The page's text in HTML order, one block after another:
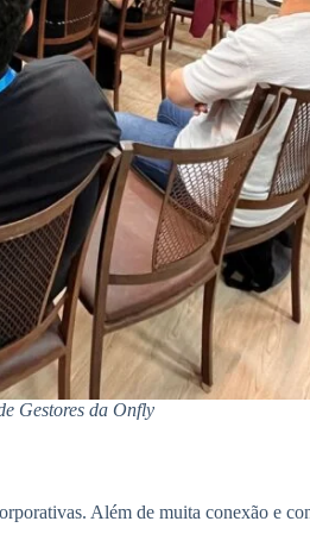
Gestores da Onfly
Além de muita conexão e